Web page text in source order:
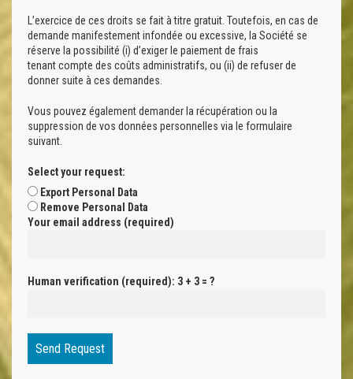
L’exercice de ces droits se fait à titre gratuit. Toutefois, en cas de
demande manifestement infondée ou excessive, la Société se
réserve la possibilité (i) d’exiger le paiement de frais
tenant compte des coûts administratifs, ou (ii) de refuser de
donner suite à ces demandes.
Vous pouvez également demander la récupération ou la
suppression de vos données personnelles via le formulaire
suivant.
Select your request:
Export Personal Data
Remove Personal Data
Your email address (required)
Human verification (required): 3 + 3 = ?